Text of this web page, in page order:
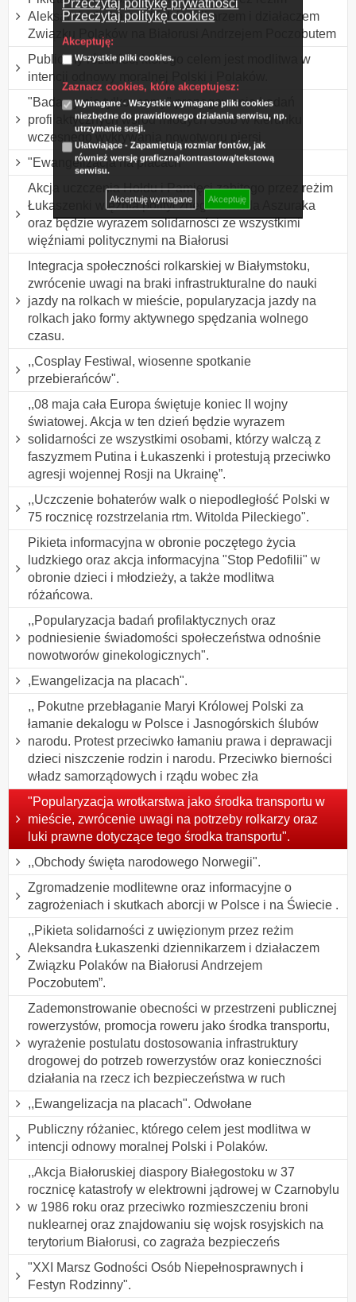
Przeczytaj politykę prywatności
Przeczytaj politykę cookies
Akceptuję:
Wszystkie pliki cookies.
Zaznacz cookies, które akceptujesz:
Wymagane - Wszystkie wymagane pliki cookies
niezbędne do prawidłowego działania serwisu, np.
utrzymanie sesji.
Ułatwiające - Zapamiętują rozmiar fontów, jak
również wersję graficzną/kontrastową/tekstową
serwisu.
Akceptuję wymagane Akceptuję
Aleksandra Łukaszenki dziennikarzem i działaczem
Związku Polaków na Białorusi Andrzejem Poczobutem
Publiczny różaniec, którego celem jest modlitwa w
intencji odnowy moralnej Polski i Polaków.
"Badamy nie tylko mamy" propagowanie badań
profilaktycznych wśród młodych osób w kierunku
wczesnego wykrywania nowotworu piersi
"Ewangelizacja na placach"
Akcja uczczenia Hołdu i Pamięci zabitego przez reżim
Łukaszenki więźnia politycznego Witolda Aszuraka
oraz będzie wyrazem solidarności ze wszystkimi
więźniami politycznymi na Białorusi
Integracja społeczności rolkarskiej w Białymstoku,
zwrócenie uwagi na braki infrastrukturalne do nauki
jazdy na rolkach w mieście, popularyzacja jazdy na
rolkach jako formy aktywnego spędzania wolnego
czasu.
,,Cosplay Festiwal, wiosenne spotkanie
przebierańców".
,,08 maja cała Europa świętuje koniec II wojny
światowej. Akcja w ten dzień będzie wyrazem
solidarności ze wszystkimi osobami, którzy walczą z
faszyzmem Putina i Łukaszenki i protestują przeciwko
agresji wojennej Rosji na Ukrainę”.
,,Uczczenie bohaterów walk o niepodległość Polski w
75 rocznicę rozstrzelania rtm. Witolda Pileckiego".
Pikieta informacyjna w obronie poczętego życia
ludzkiego oraz akcja informacyjna "Stop Pedofilii" w
obronie dzieci i młodzieży, a także modlitwa
różańcowa.
,,Popularyzacja badań profilaktycznych oraz
podniesienie świadomości społeczeństwa odnośnie
nowotworów ginekologicznych".
,Ewangelizacja na placach".
,, Pokutne przebłaganie Maryi Królowej Polski za
łamanie dekalogu w Polsce i Jasnogórskich ślubów
narodu. Protest przeciwko łamaniu prawa i deprawacji
dzieci niszczenie rodzin i narodu. Przeciwko bierności
władz samorządowych i rządu wobec zła
"Popularyzacja wrotkarstwa jako środka transportu w
mieście, zwrócenie uwagi na potrzeby rolkarzy oraz
luki prawne dotyczące tego środka transportu".
,,Obchody święta narodowego Norwegii".
Zgromadzenie modlitewne oraz informacyjne o
zagrożeniach i skutkach aborcji w Polsce i na Świecie .
,,Pikieta solidarności z uwięzionym przez reżim
Aleksandra Łukaszenki dziennikarzem i działaczem
Związku Polaków na Białorusi Andrzejem
Poczobutem”.
Zademonstrowanie obecności w przestrzeni publicznej
rowerzystów, promocja roweru jako środka transportu,
wyrażenie postulatu dostosowania infrastruktury
drogowej do potrzeb rowerzystów oraz konieczności
działania na rzecz ich bezpieczeństwa w ruch
,,Ewangelizacja na placach". Odwołane
Publiczny różaniec, którego celem jest modlitwa w
intencji odnowy moralnej Polski i Polaków.
,,Akcja Białoruskiej diaspory Białegostoku w 37
rocznicę katastrofy w elektrowni jądrowej w Czarnobylu
w 1986 roku oraz przeciwko rozmieszczeniu broni
nuklearnej oraz znajdowaniu się wojsk rosyjskich na
terytorium Białorusi, co zagraża bezpieczeńs
"XXI Marsz Godności Osób Niepełnosprawnych i
Festyn Rodzinny".